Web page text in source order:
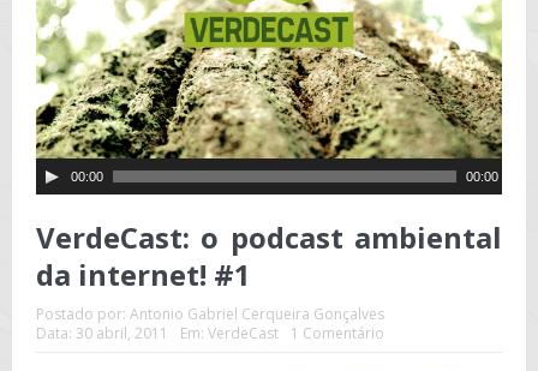
00:00 00:00
VerdeCast: o podcast ambiental
da internet! #1
Postado por: Antonio Gabriel Cerqueira Gonçalves
Data: 30 abril, 2011 Em: VerdeCast 1 Comentário